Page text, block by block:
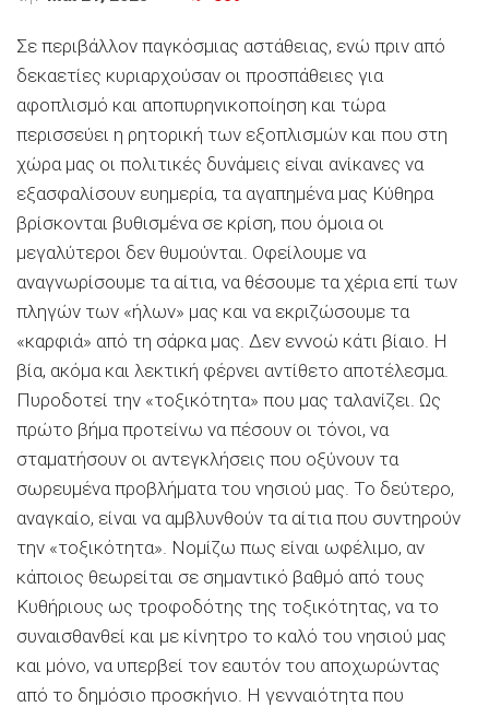
Σε περιβάλλον παγκόσμιας αστάθειας, ενώ πριν από
δεκαετίες κυριαρχούσαν οι προσπάθειες για
αφοπλισμό και αποπυρηνικοποίηση και τώρα
περισσεύει η ρητορική των εξοπλισμών και που στη
χώρα μας οι πολιτικές δυνάμεις είναι ανίκανες να
εξασφαλίσουν ευημερία, τα αγαπημένα μας Κύθηρα
βρίσκονται βυθισμένα σε κρίση, που όμοια οι
μεγαλύτεροι δεν θυμούνται. Οφείλουμε να
αναγνωρίσουμε τα αίτια, να θέσουμε τα χέρια επί των
πληγών των «ήλων» μας και να εκριζώσουμε τα
«καρφιά» από τη σάρκα μας. Δεν εννοώ κάτι βίαιο. Η
βία, ακόμα και λεκτική φέρνει αντίθετο αποτέλεσμα.
Πυροδοτεί την «τοξικότητα» που μας ταλανίζει. Ως
πρώτο βήμα προτείνω να πέσουν οι τόνοι, να
σταματήσουν οι αντεγκλήσεις που οξύνουν τα
σωρευμένα προβλήματα του νησιού μας. Το δεύτερο,
αναγκαίο, είναι να αμβλυνθούν τα αίτια που συντηρούν
την «τοξικότητα». Νομίζω πως είναι ωφέλιμο, αν
κάποιος θεωρείται σε σημαντικό βαθμό από τους
Κυθήριους ως τροφοδότης της τοξικότητας, να το
συναισθανθεί και με κίνητρο το καλό του νησιού μας
και μόνο, να υπερβεί τον εαυτόν του αποχωρώντας
από το δημόσιο προσκήνιο. Η γενναιότητα που